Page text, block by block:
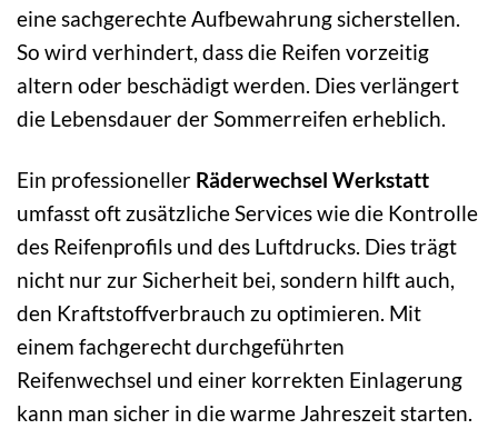
eine sachgerechte Aufbewahrung sicherstellen.
So wird verhindert, dass die Reifen vorzeitig
altern oder beschädigt werden. Dies verlängert
die Lebensdauer der Sommerreifen erheblich.
Ein professioneller Räderwechsel Werkstatt
umfasst oft zusätzliche Services wie die Kontrolle
des Reifenprofils und des Luftdrucks. Dies trägt
nicht nur zur Sicherheit bei, sondern hilft auch,
den Kraftstoffverbrauch zu optimieren. Mit
einem fachgerecht durchgeführten
Reifenwechsel und einer korrekten Einlagerung
kann man sicher in die warme Jahreszeit starten.